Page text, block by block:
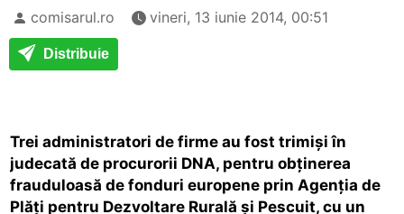
comisarul.ro vineri, 13 iunie 2014, 00:51
Distribuie
Trei administratori de firme au fost trimişi în
judecată de procurorii DNA, pentru obţinerea
frauduloasă de fonduri europene prin Agenţia de
Plăţi pentru Dezvoltare Rurală şi Pescuit, cu un